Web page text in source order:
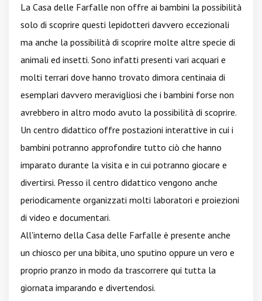
La Casa delle Farfalle non offre ai bambini la possibilità
solo di scoprire questi lepidotteri davvero eccezionali
ma anche la possibilità di scoprire molte altre specie di
animali ed insetti. Sono infatti presenti vari acquari e
molti terrari dove hanno trovato dimora centinaia di
esemplari davvero meravigliosi che i bambini forse non
avrebbero in altro modo avuto la possibilità di scoprire.
Un centro didattico offre postazioni interattive in cui i
bambini potranno approfondire tutto ciò che hanno
imparato durante la visita e in cui potranno giocare e
divertirsi. Presso il centro didattico vengono anche
periodicamente organizzati molti laboratori e proiezioni
di video e documentari.
All'interno della Casa delle Farfalle è presente anche
un chiosco per una bibita, uno sputino oppure un vero e
proprio pranzo in modo da trascorrere qui tutta la
giornata imparando e divertendosi.